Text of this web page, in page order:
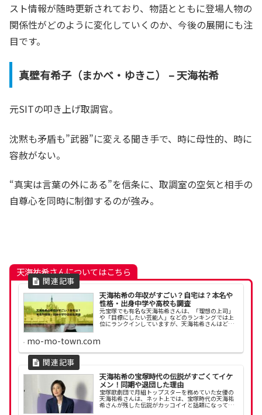
スト情報が随時更新されており、物語とともに登場人物の
関係性がどのように変化していくのか、今後の展開にも注
目です。
真壁有希子（まかべ・ゆきこ） – 天海祐希
元SITの叩き上げ取調官。
沈黙も矛盾も”武器”に変える聞き手で、時に母性的、時に
容赦がない。
“真実は言葉の外にある”を信条に、取調室の空気と相手の
自尊心を同時に制御するのが強み。
天海祐希さんについてはこちら
天海祐希の年収がすごい？自宅は？本名や
性格・出身中学や高校も調査
元宝塚でも有名な天海祐希さんは、「理想の上司」
や「目標にしたい芸能人」などのランキングでは上
位にランクインしていますが、天海祐希さんはどん
な人なのでしょうか。 今回は、天海祐希さんの経歴
した。
mo-mo-town.com
天海祐希の宝塚時代の伝説がすごくてイケ
メン！同期や退団した理由
宝塚歌劇団で月組トップスターを務めていた女優の
天海祐希さんは、ネット上では、宝塚時代の天海祐
希さんが残した伝説がカッコイイと話題になってい